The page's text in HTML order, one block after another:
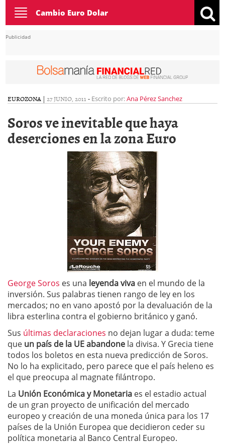
Toggle
navigation
Cambio Euro Dolar
Publicidad
EUROZONA | 27 JUNIO, 2011 - Escrito por:Ana Pérez Sanchez
Soros ve inevitable que haya
deserciones en la zona Euro
George Soros es una leyenda viva en el mundo de la
inversión. Sus palabras tienen rango de ley en los
mercados; no en vano apostó por la devaluación de la
libra esterlina contra el gobierno británico y ganó.
Sus últimas declaraciones no dejan lugar a duda: teme
que un país de la UE abandone la divisa. Y Grecia tiene
todos los boletos en esta nueva predicción de Soros.
No lo ha explicitado, pero parece que el país heleno es
el que preocupa al magnate filántropo.
La Unión Económica y Monetaria es el estadio actual
de un gran proyecto de unificación del mercado
europeo y creación de una moneda única para los 17
países de la Unión Europea que decidieron ceder su
política monetaria al Banco Central Europeo.